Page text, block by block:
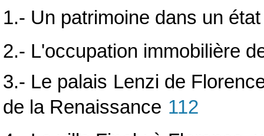
1.- Un patrimoine dans un
2.- L'occupation immobilière
3.- Le palais Lenzi de
de la Renaissance 112